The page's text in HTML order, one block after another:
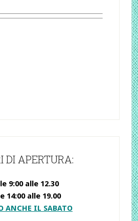
DI APERTURA:
9:00 alle 12.30
14:00 alle 19.00
ANCHE IL SABATO